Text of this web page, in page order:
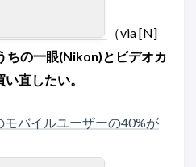
（via [N]
ちの一眼(Nikon)とビデオカ
直したい。
バイルユーザーの40%が